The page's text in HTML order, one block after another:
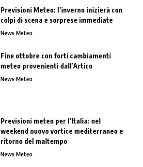
Previsioni Meteo: l’inverno inizierà con
colpi di scena e sorprese immediate
News Meteo
Fine ottobre con forti cambiamenti
meteo provenienti dall’Artico
News Meteo
Previsioni meteo per l’Italia: nel
weekend nuovo vortice mediterraneo e
ritorno del maltempo
News Meteo